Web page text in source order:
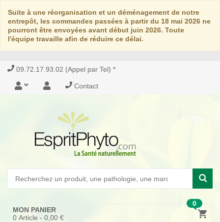
Suite à une réorganisation et un déménagement de notre
entrepôt, les commandes passées à partir du 18 mai 2026 ne
pourront être envoyées avant début juin 2026. Toute
l'équipe travaille afin de réduire ce délai.
09.72.17.93.02 (Appel par Tel) *
Contact
0
MON PANIER
0 Article - 0,00 €